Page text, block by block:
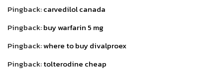
Pingback:carvedilol canada
Pingback:buy warfarin 5 mg
Pingback:where to buy divalproex
Pingback:tolterodine cheap